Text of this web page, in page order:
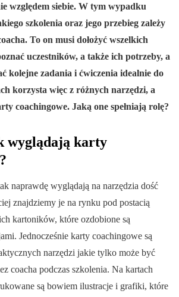
względem siebie. W tym wypadku
szkolenia oraz jego przebieg zależy
To on musi dołożyć wszelkich
uczestników, a także ich potrzeby, a
kolejne zadania i ćwiczenia idealnie do
korzysta więc z różnych narzędzi, a
coachingowe. Jaką one spełniają rolę?
wyglądają karty
naprawdę wyglądają na narzędzia dość
znajdziemy je na rynku pod postacią
kartoników, które ozdobione są
Jednocześnie karty coachingowe są
narzędzi jakie tylko może być
coacha podczas szkolenia. Na kartach
są bowiem ilustracje i grafiki, które